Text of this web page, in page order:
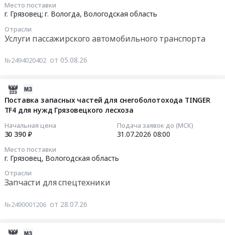
Автомобили, Спецтехника, Авиа- ЖД-техника, Суда
Финансы, Страхование, Оценка, Юридические услуги
Одежда, Средства защиты, Текстиль, Хозтовары, Тара
Энергетика
Нефтяная и Газовая отрасль
Прочее оборудование и изделия
Обучение, Научная деятельность
Аренда и продажа Недвижимости и имущества
Услуги в области Спорта, Отдыха, Культуры
Место поставки
г. Грязовец; г. Вологда, Вологодская область
Отрасли
Услуги пассажирского автомобильного транспорта
№2494020402 от 05.08.26
Поставка запасных частей для снегоболотохода TINGER
TF4 для нужд Грязовецкого лесхоза
Начальная цена
30 390 ₽
Подача заявок до (МСК)
31.07.2026 08:00
Место поставки
г. Грязовец, Вологодская область
Отрасли
Запчасти для спецтехники
№2490001206 от 28.07.26